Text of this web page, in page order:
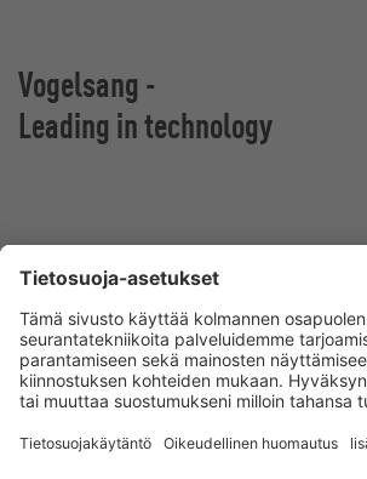
Vogelsang -
Leading in technology
Malminkartanonkuja 4
00390 Helsinki
Suomi
+358 505 89 87 26